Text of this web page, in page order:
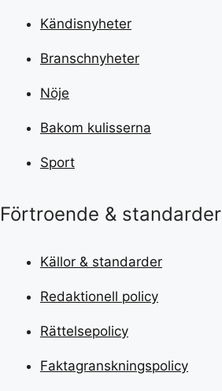
Kändisnyheter
Branschnyheter
Nöje
Bakom kulisserna
Sport
Förtroende & standarder
Källor & standarder
Redaktionell policy
Rättelsepolicy
Faktagranskningspolicy